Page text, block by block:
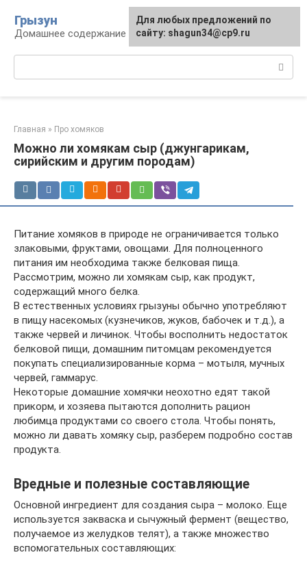
контенту
Грызун
Домашнее содержание грызунов
Главная » Про хомяков
Можно ли хомякам сыр (джунгарикам,
сирийским и другим породам)
Питание хомяков в природе не ограничивается только
злаковыми, фруктами, овощами. Для полноценного
питания им необходима также белковая пища.
Рассмотрим, можно ли хомякам сыр, как продукт,
содержащий много белка.
В естественных условиях грызуны обычно употребляют
в пищу насекомых (кузнечиков, жуков, бабочек и т.д.), а
также червей и личинок. Чтобы восполнить недостаток
белковой пищи, домашним питомцам рекомендуется
покупать специализированные корма – мотыля, мучных
червей, гаммарус.
Некоторые домашние хомячки неохотно едят такой
прикорм, и хозяева пытаются дополнить рацион
любимца продуктами со своего стола. Чтобы понять,
можно ли давать хомяку сыр, разберем подробно состав
продукта.
Вредные и полезные cоставляющие
Основной ингредиент для создания сыра – молоко. Еще
используется закваска и сычужный фермент (вещество,
получаемое из желудков телят), а также множество
вспомогательных составляющих:
Для любых предложений по
сайту: shagun34@cp9.ru